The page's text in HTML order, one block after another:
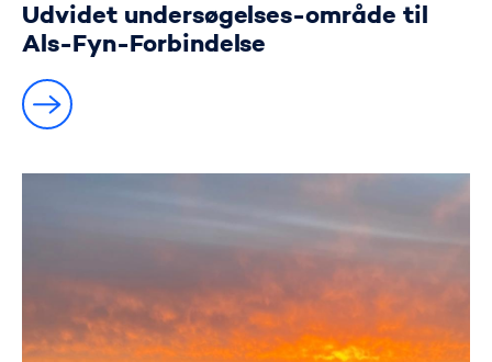
Udvidet undersøgelses-område til
Als-Fyn-Forbindelse